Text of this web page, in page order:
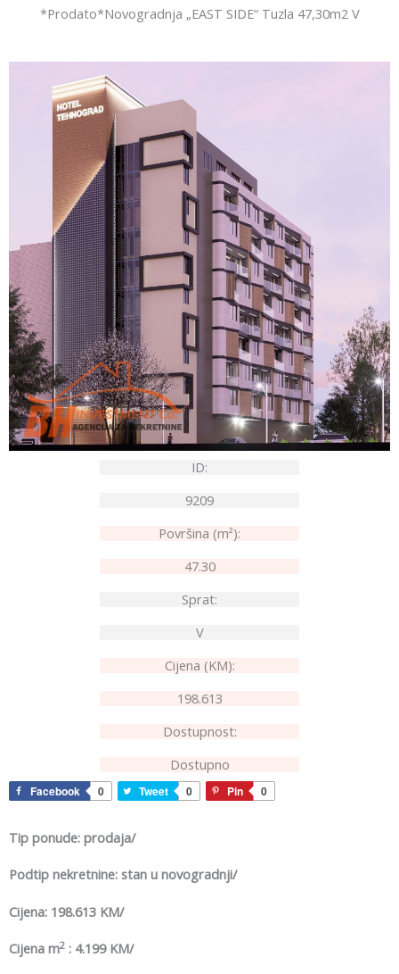
*Prodato*Novogradnja „EAST SIDE“ Tuzla 47,30m2 V
ID:
9209
Površina (m²):
47.30
Sprat:
V
Cijena (KM):
198.613
Dostupnost:
Dostupno
Facebook 0 Tweet 0 Pin 0
Tip ponude: prodaja/
Podtip nekretnine: stan u novogradnji/
Cijena: 198.613 KM/
Cijena m2 : 4.199 KM/